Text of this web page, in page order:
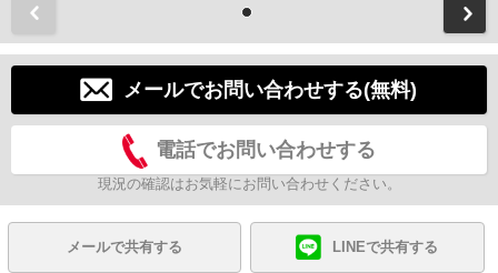
メールでお問い合わせする(無料)
電話でお問い合わせする
現況の確認はお気軽にお問い合わせください。
メールで共有する LINEで共有する